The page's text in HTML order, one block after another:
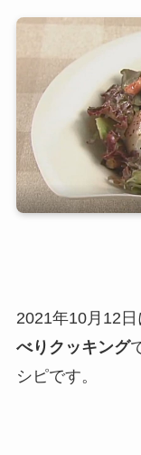
2021年10月12
べりクッキング
シピです。